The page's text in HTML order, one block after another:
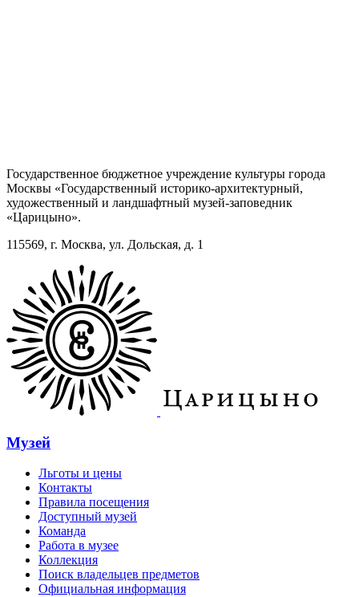
Государственное бюджетное учреждение культуры города
Москвы «Государственный историко-архитектурный,
художественный и ландшафтный музей-заповедник
«Царицыно».
115569, г. Москва, ул. Дольская, д. 1
Музей
Льготы и цены
Контакты
Правила посещения
Доступный музей
Команда
Работа в музее
Коллекция
Поиск владельцев предметов
Официальная информация